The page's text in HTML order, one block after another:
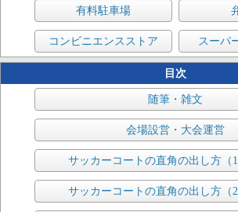
有料駐車場
コンビニエンスストア スーパ
目次
随筆・雑文
会場設営・大会運営
サッカーコートの直角の出し方（
サッカーコートの直角の出し方（